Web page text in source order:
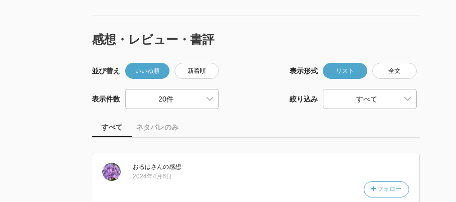
感想・レビュー・書評
並び替え いいね順 新着順 表示形式 リスト 全文
表示件数 絞り込み
すべて ネタバレのみ
おるはさんの感想
フォロー
2024年4月6日